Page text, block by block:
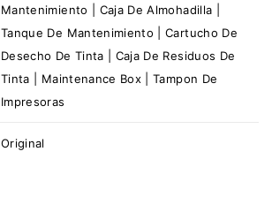
Mantenimiento | Caja De Almohadilla |
Tanque De Mantenimiento | Cartucho De
Desecho De Tinta | Caja De Residuos De
Tinta | Maintenance Box | Tampon De
Impresoras
Original